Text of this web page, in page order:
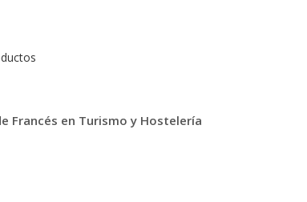
Francés en Turismo y Hostelería